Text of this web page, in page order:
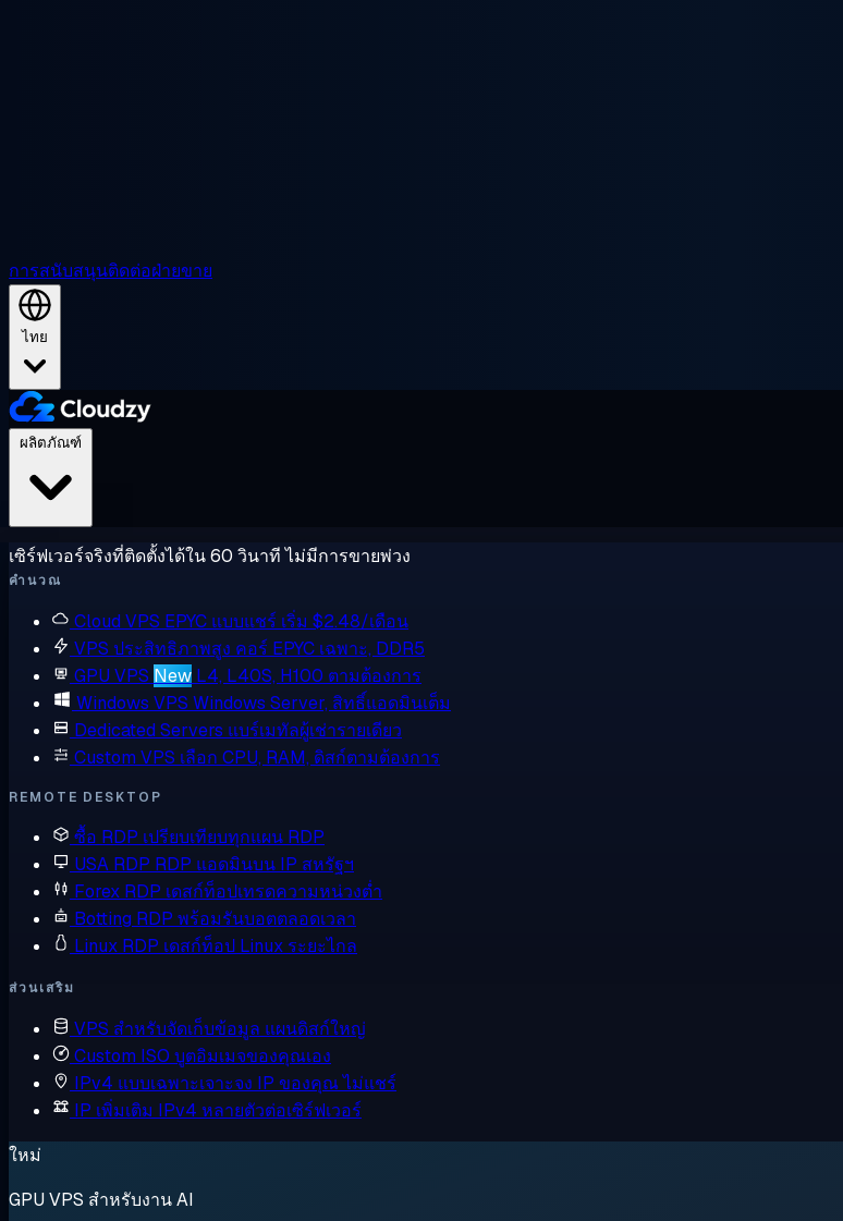
การสนับสนุนติดต่อฝ่ายขาย
ไทย
เซิร์ฟเวอร์จริงที่ติดตั้งได้ใน 60 วินาที ไม่มีการขายพ่วง
คำนวณ
Cloud VPS EPYC แบบแชร์ เริ่ม $2.48/เดือน
VPS ประสิทธิภาพสูง คอร์ EPYC เฉพาะ, DDR5
GPU VPS New L4, L40S, H100 ตามต้องการ
Windows VPS Windows Server, สิทธิ์แอดมินเต็ม
Dedicated Servers แบร์เมทัลผู้เช่ารายเดียว
Custom VPS เลือก CPU, RAM, ดิสก์ตามต้องการ
REMOTE DESKTOP
ซื้อ RDP เปรียบเทียบทุกแผน RDP
USA RDP RDP แอดมินบน IP สหรัฐฯ
Forex RDP เดสก์ท็อปเทรดความหน่วงต่ำ
Botting RDP พร้อมรันบอตตลอดเวลา
Linux RDP เดสก์ท็อป Linux ระยะไกล
ส่วนเสริม
VPS สำหรับจัดเก็บข้อมูล แผนดิสก์ใหญ่
Custom ISO บูตอิมเมจของคุณเอง
IPv4 แบบเฉพาะเจาะจง IP ของคุณ ไม่แชร์
IP เพิ่มเติม IPv4 หลายตัวต่อเซิร์ฟเวอร์
ใหม่
GPU VPS สำหรับงาน AI